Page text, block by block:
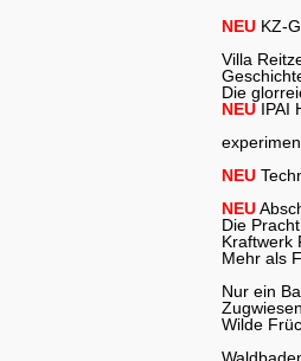
NEU KZ-
Villa
Die
NEU IPAI
NEU
NEU
Die
Kraftwerk
Mehr als
Nur ein
Wilde